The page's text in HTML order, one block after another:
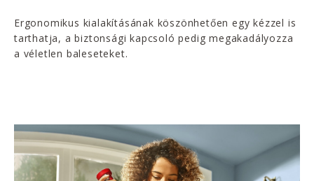
Ergonomikus kialakításának köszönhetően egy kézzel is
tarthatja, a biztonsági kapcsoló pedig megakadályozza
a véletlen baleseteket.